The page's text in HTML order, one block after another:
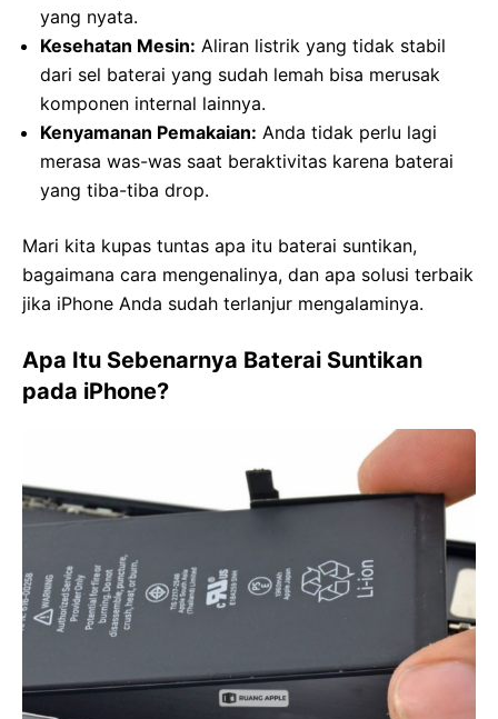
yang nyata.
Kesehatan Mesin: Aliran listrik yang tidak stabil
dari sel baterai yang sudah lemah bisa merusak
komponen internal lainnya.
Kenyamanan Pemakaian: Anda tidak perlu lagi
merasa was-was saat beraktivitas karena baterai
yang tiba-tiba drop.
Mari kita kupas tuntas apa itu baterai suntikan,
bagaimana cara mengenalinya, dan apa solusi terbaik
jika iPhone Anda sudah terlanjur mengalaminya.
Apa Itu Sebenarnya Baterai Suntikan
pada iPhone?